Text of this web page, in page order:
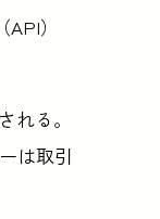
）
る。
は取引